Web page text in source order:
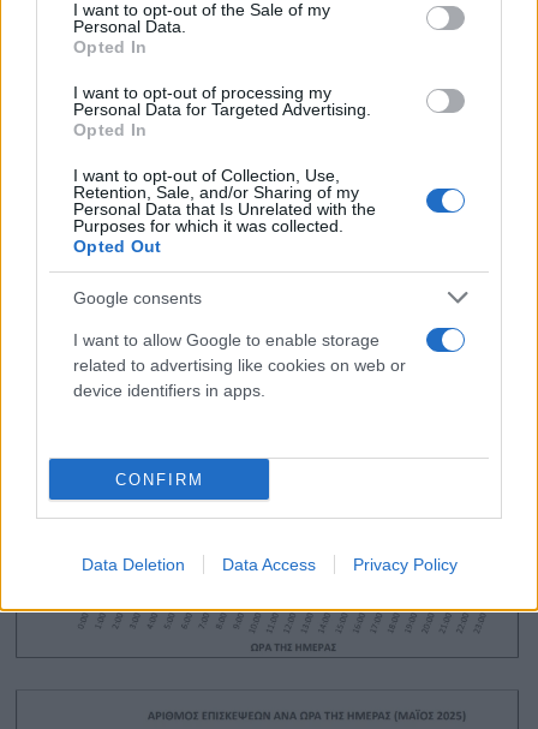
I want to opt-out of the Sale of my
Personal Data.
Opted In
I want to opt-out of processing my
Personal Data for Targeted Advertising.
Opted In
I want to opt-out of Collection, Use,
Retention, Sale, and/or Sharing of my
Personal Data that Is Unrelated with the
Purposes for which it was collected.
Opted Out
Google consents
I want to allow Google to enable storage
related to advertising like cookies on web or
device identifiers in apps.
CONFIRM
Data Deletion Data Access Privacy Policy